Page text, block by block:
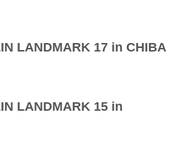
LANDMARK 17 in CHIBA
LANDMARK 15 in